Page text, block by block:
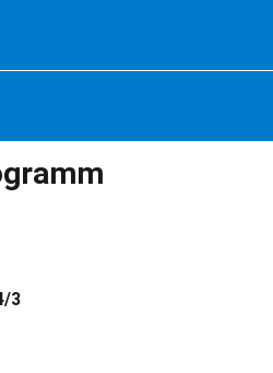
Brandenburg
3